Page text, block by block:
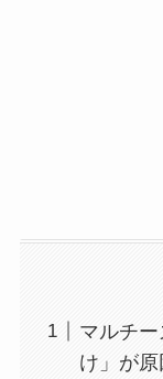
マルチ
け」が原